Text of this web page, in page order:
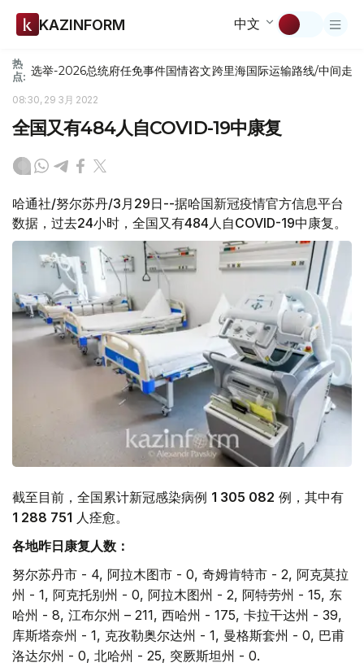
KAZINFORM 中文
热
点: 选举-2026总统府任免事件国情咨文跨里海国际运输路线/中间走廊
08:30, 29 3月 2022
全国又有484人自COVID-19中康复
哈通社/努尔苏丹/3月29日--据哈国新冠疫情官方信息平台
数据，过去24小时，全国又有484人自COVID-19中康复。
截至目前，全国累计新冠感染病例 1 305 082 例，其中有
1 288 751 人痊愈。
各地昨日康复人数：
努尔苏丹市 - 4, 阿拉木图市 - 0, 奇姆肯特市 - 2, 阿克莫拉
州 - 1, 阿克托别州 - 0, 阿拉木图州 - 2, 阿特劳州 - 15, 东
哈州 - 8, 江布尔州 – 211, 西哈州 - 175, 卡拉干达州 - 39,
库斯塔奈州 - 1, 克孜勒奥尔达州 - 1, 曼格斯套州 - 0, 巴甫
洛达尔州 - 0, 北哈州 - 25, 突厥斯坦州 - 0.